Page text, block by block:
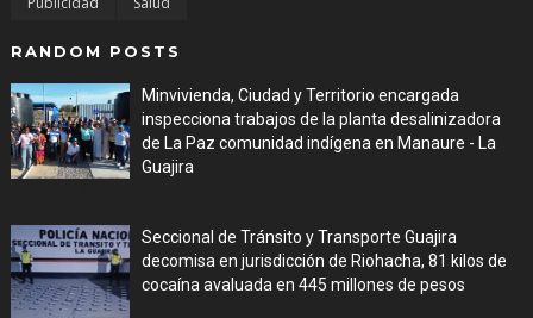
RANDOM POSTS
Minvivienda, Ciudad y Territorio encargada
inspecciona trabajos de la planta desalinizadora
de La Paz comunidad indígena en Manaure - La
Guajira
Seccional de Tránsito y Transporte Guajira
decomisa en jurisdicción de Riohacha, 81 kilos de
cocaína avaluada en 445 millones de pesos